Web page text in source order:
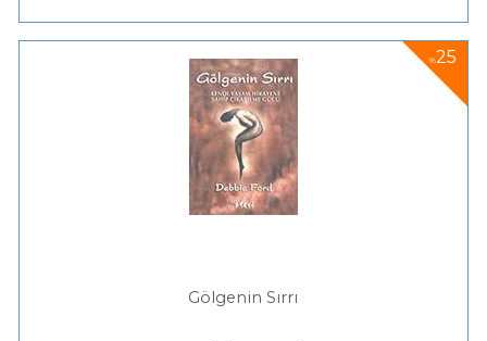
%25
Gölgenin Sırrı